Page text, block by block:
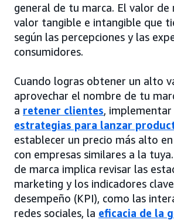
general de tu marca. El valor de
valor tangible e intangible que
según las percepciones y las
consumidores.
Cuando logras obtener un alto
aprovechar el nombre de tu
a retener clientes,
estrategias para lanzar
establecer un precio más alto
con empresas similares a la
de marca implica revisar las
marketing y los indicadores
desempeño (KPI), como las
redes sociales, la eficacia de la